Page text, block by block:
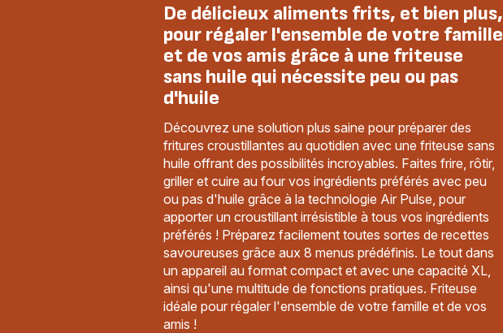
De délicieux aliments frits, et bien plus,
pour régaler l'ensemble de votre famille
et de vos amis grâce à une friteuse
sans huile qui nécessite peu ou pas
d'huile
Découvrez une solution plus saine pour préparer des
fritures croustillantes au quotidien avec une friteuse sans
huile offrant des possibilités incroyables. Faites frire, rôtir,
griller et cuire au four vos ingrédients préférés avec peu
ou pas d'huile grâce à la technologie Air Pulse, pour
apporter un croustillant irrésistible à tous vos ingrédients
préférés ! Préparez facilement toutes sortes de recettes
savoureuses grâce aux 8 menus prédéfinis. Le tout dans
un appareil au format compact et avec une capacité XL,
ainsi qu'une multitude de fonctions pratiques. Friteuse
idéale pour régaler l'ensemble de votre famille et de vos
amis !